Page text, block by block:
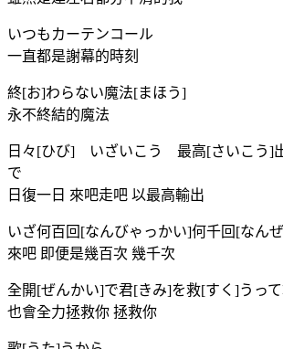
いつもカーテンコール
一直都是謝幕的時刻
終[お]わらない魔法[まほう]
永不終結的魔法
日々[ひび] いざいこう 最高[さいこう]
で
日復一日 來吧走吧 以最高輸出
いざ何百回[なんびゃっかい]何千回[なん
來吧 即便是幾百次 幾千次
全開[ぜんかい]で君[きみ]を救[すく]うっ
也會全力拯救你 拯救你